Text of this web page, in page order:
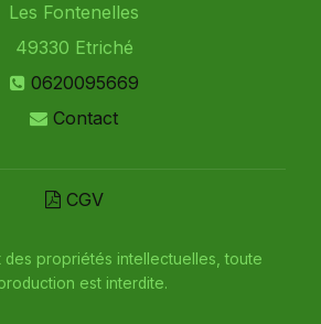
Les Fontenelles
49330 Etriché
0620095669
Contact
CGV
des propriétés intellectuelles, toute
est interdite.